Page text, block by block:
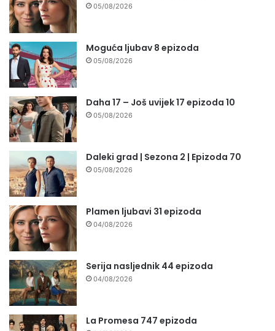
05/08/2026
Moguća ljubav 8 epizoda
05/08/2026
Daha 17 – Još uvijek 17 epizoda 10
05/08/2026
Daleki grad | Sezona 2 | Epizoda 70
05/08/2026
Plamen ljubavi 31 epizoda
04/08/2026
Serija nasljednik 44 epizoda
04/08/2026
La Promesa 747 epizoda